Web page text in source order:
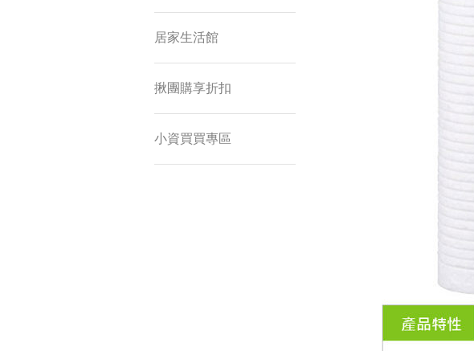
居家生活館
揪團購享折扣
小資買買專區